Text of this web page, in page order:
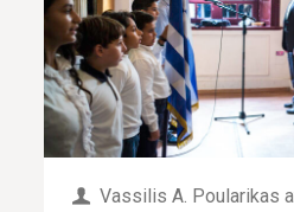
Vassilis Α. Poularikas